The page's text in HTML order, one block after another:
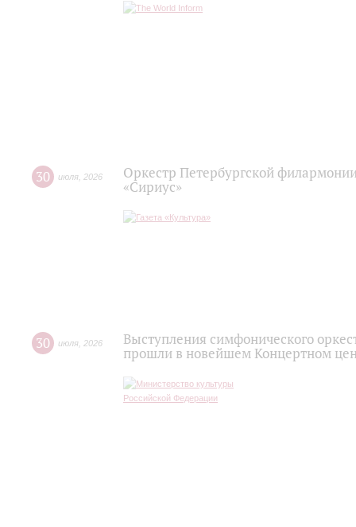
30 июля 2026
Оркестр Петербургской
«Сириус»
30 июля 2026
Выступления симфонического
прошли в новейшем Концертном